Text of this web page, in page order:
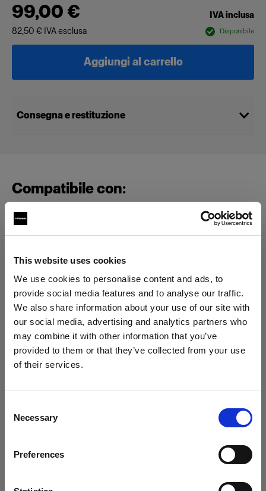
This website uses cookies
We use cookies to personalise content and ads, to
provide social media features and to analyse our traffic.
We also share information about your use of our site with
our social media, advertising and analytics partners who
may combine it with other information that you’ve
provided to them or that they’ve collected from your use
of their services.
Selection
Necessary
Preferences
Aggiornare la tua location?
99,00 €
IVA inclusa
82,50 € IVA esclusa Disponibile
Aggiungi al carrello
Consegna e restituzione
Compatibile con:
Altro
Rubbercollar
Locking Set Rubbercollar
Softbox
RFi Softbox Octa
Mostra tutti i prodotti